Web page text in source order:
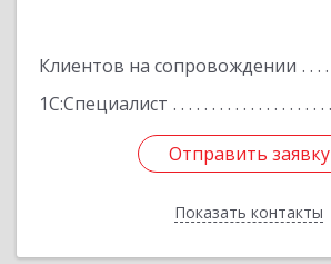
Клиентов на сопровождении
1С:Специалист
Отправить заявку
Показать контакты
Отправить заявку
Назад